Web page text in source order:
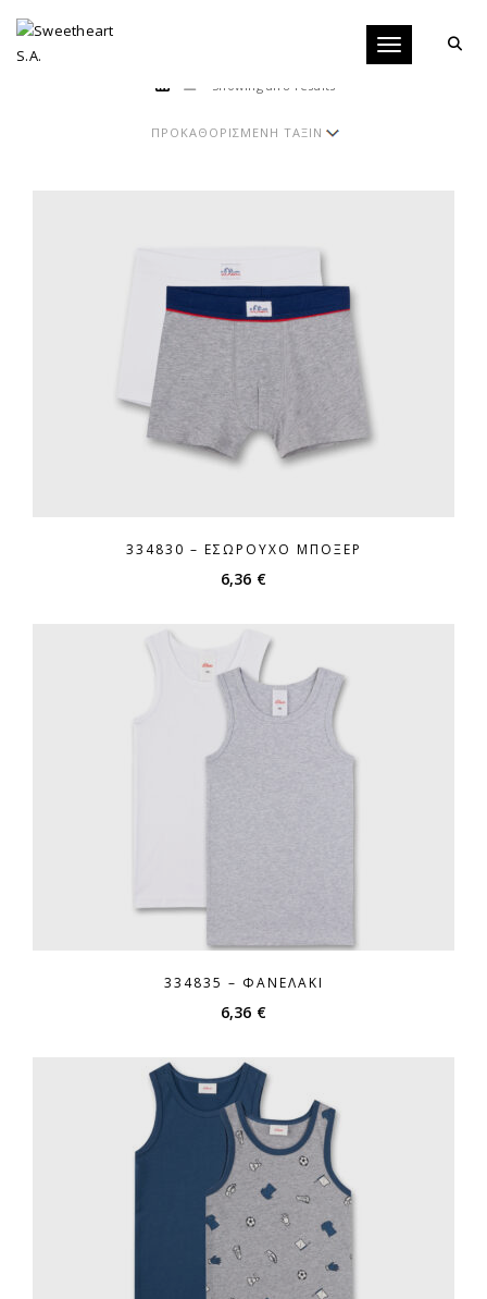
Toggle
Showing all 8 results
334830 – ΕΣΏΡΟΥΧΟ ΜΠΌΞΕΡ
6,36 €
334835 – ΦΑΝΕΛΆΚΙ
6,36 €